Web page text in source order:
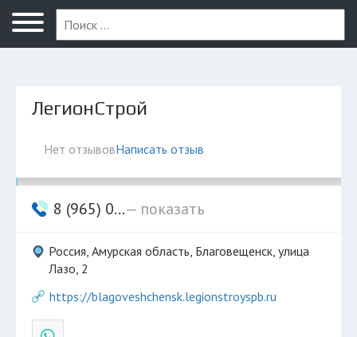
Благовещенск
ЛегионСтрой
Нет отзывовНаписать отзыв
8 (965) 0...— показать
Россия, Амурская область, Благовещенск, улица
Лазо, 2
https://blagoveshchensk.legionstroyspb.ru